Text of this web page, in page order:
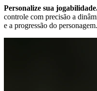
Personalize sua
controle com precisão a
e a progressão do personagem.